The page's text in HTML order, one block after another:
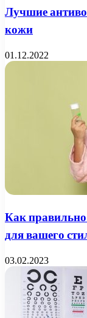
Лучшие
кожи
01.12.2022
Как
для вашего
03.02.2023